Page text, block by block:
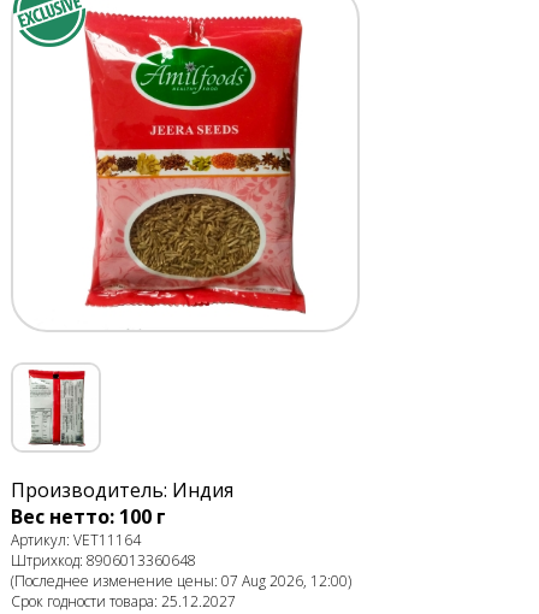
Производитель: Индия
Вес нетто: 100 г
Артикул: VET11164
Штрихкод: 8906013360648
(Последнее изменение цены: 07 Aug 2026, 12:00)
Срок годности товара: 25.12.2027